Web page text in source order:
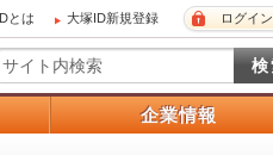
とは 大塚ID新規登録 ログイン
企業情報